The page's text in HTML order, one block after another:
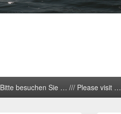
Bitte besuchen Sie … /// Please visit …